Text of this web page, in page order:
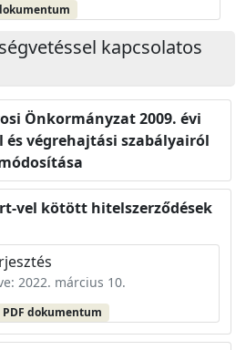
kapcsolatos
Önkormányzat 2009. évi
és végrehajtási szabályairól
vel kötött hitelszerződések
2022. március 10.
PDF dokumentum